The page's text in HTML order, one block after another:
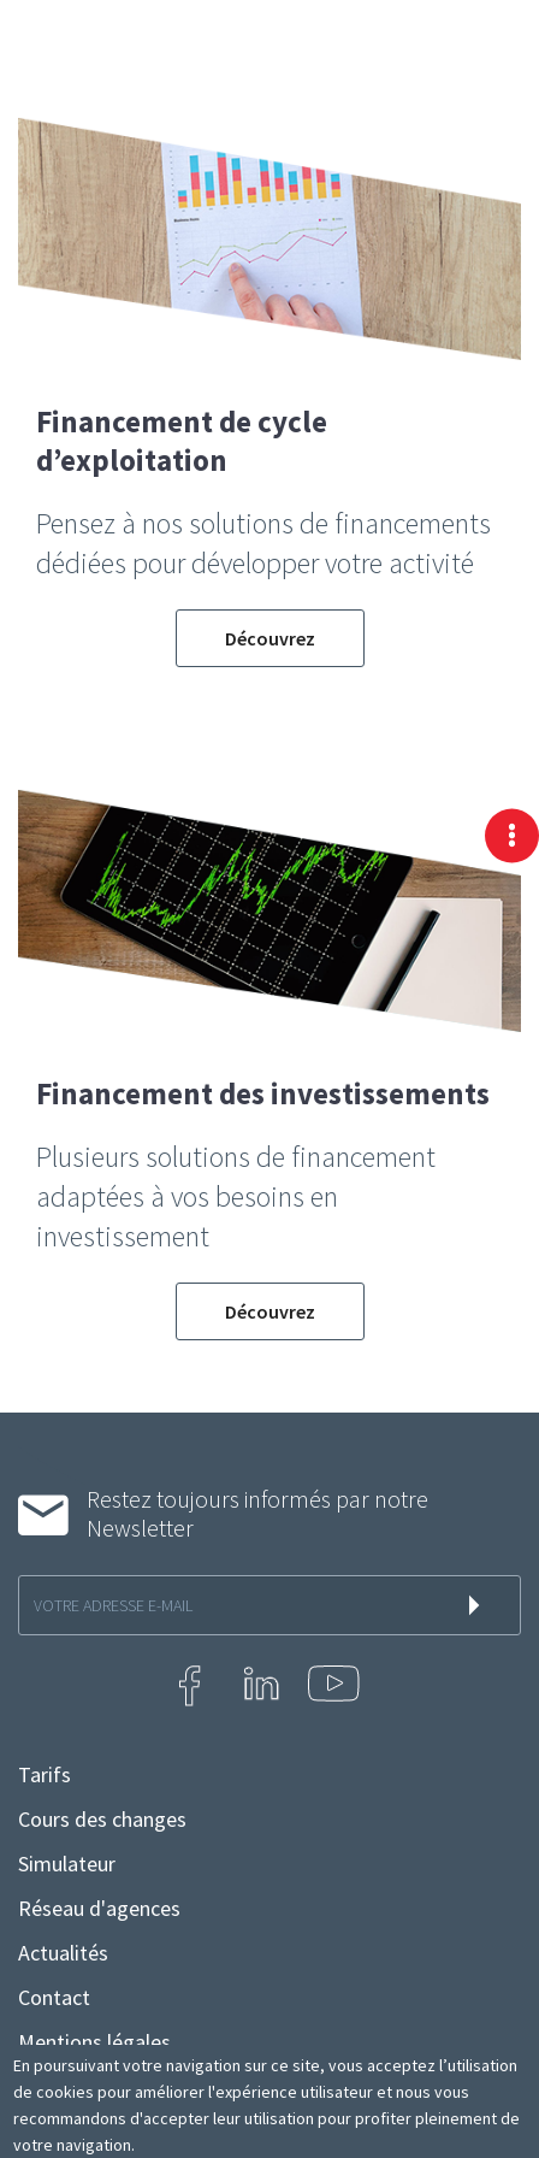
Financement de cycle
d’exploitation
Pensez à nos solutions de financements
dédiées pour développer votre activité
Découvrez
Financement des investissements
Plusieurs solutions de financement
adaptées à vos besoins en
investissement
Découvrez
Restez toujours informés par notre
Newsletter
la
Menu
Pied
page
Tarifs
Cours des changes
Simulateur
Réseau d'agences
Actualités
Contact
Mentions légales
Plan du site
© TSB | 2020 Site web développé par
En poursuivant votre navigation sur ce site, vous acceptez l’utilisation
de cookies pour améliorer l'expérience utilisateur et nous vous
recommandons d'accepter leur utilisation pour profiter pleinement de
votre navigation.